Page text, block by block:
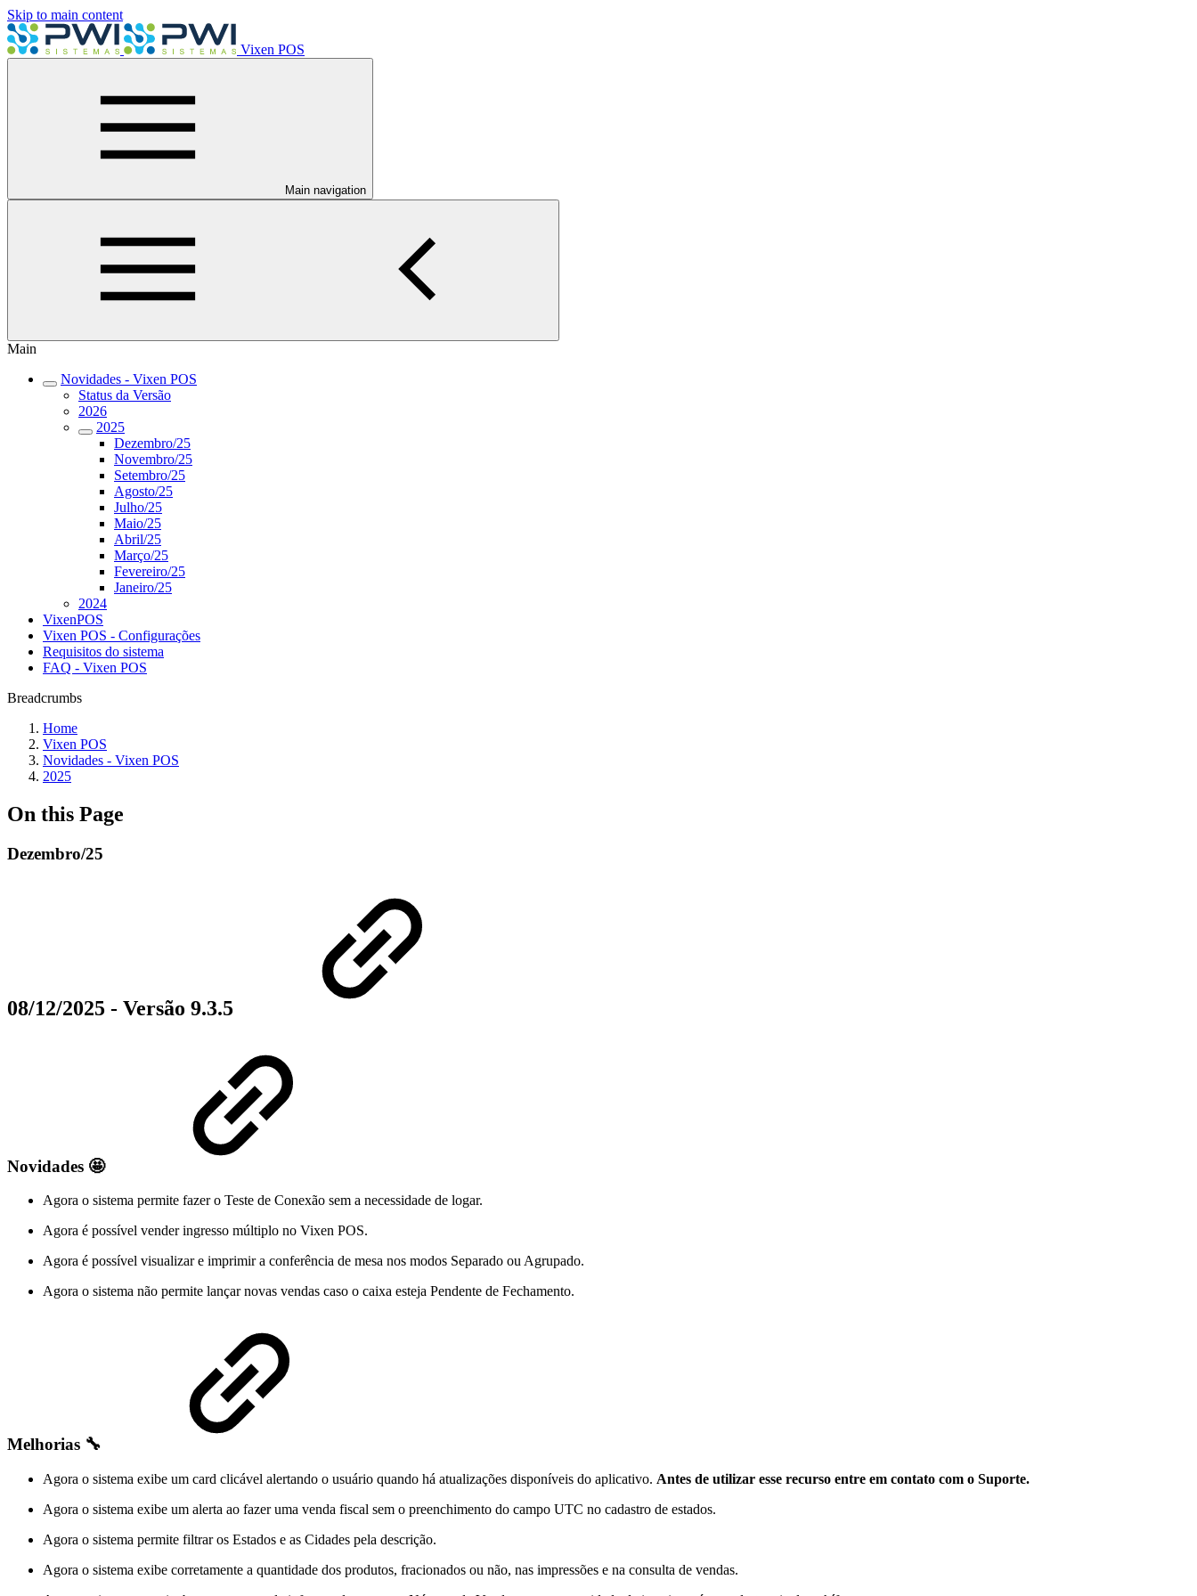
Skip to main content
Vixen POS
Main navigation
Main
Novidades - Vixen POS
Status da Versão
2026
2025
Dezembro/25
Novembro/25
Setembro/25
Agosto/25
Julho/25
Maio/25
Abril/25
Março/25
Fevereiro/25
Janeiro/25
2024
VixenPOS
Vixen POS - Configurações
Requisitos do sistema
FAQ - Vixen POS
Breadcrumbs
Home
Vixen POS
Novidades - Vixen POS
2025
On this Page
Dezembro/25
08/12/2025 - Versão 9.3.5
Novidades 🤩
Agora o sistema permite fazer o Teste de Conexão sem a necessidade de logar.
Agora é possível vender ingresso múltiplo no Vixen POS.
Agora é possível visualizar e imprimir a conferência de mesa nos modos Separado ou Agrupado.
Agora o sistema não permite lançar novas vendas caso o caixa esteja Pendente de Fechamento.
Melhorias 🔧
Agora o sistema exibe um card clicável alertando o usuário quando há atualizações disponíveis do aplicativo. Antes de utilizar esse recurso entre em contato com o Suporte.
Agora o sistema exibe um alerta ao fazer uma venda fiscal sem o preenchimento do campo UTC no cadastro de estados.
Agora o sistema permite filtrar os Estados e as Cidades pela descrição.
Agora o sistema exibe corretamente a quantidade dos produtos, fracionados ou não, nas impressões e na consulta de vendas.